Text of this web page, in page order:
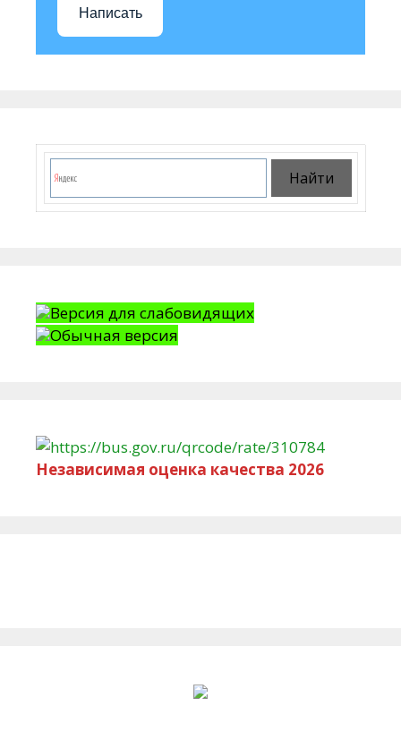
Написать
Версия для слабовидящих
Обычная версия
Независимая оценка качества 2026